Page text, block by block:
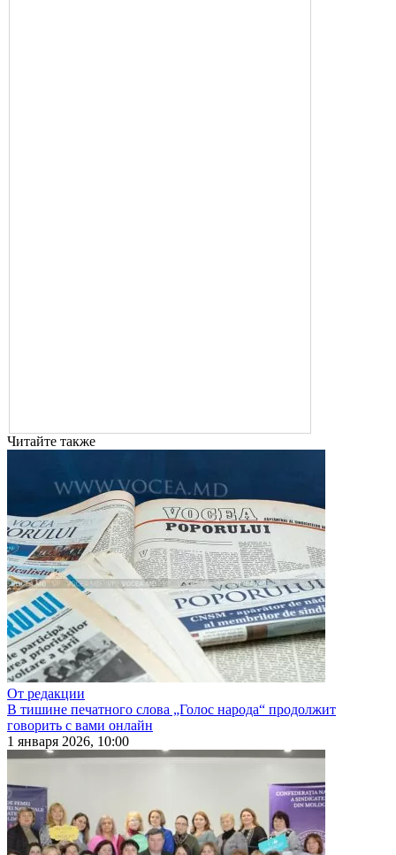
Читайте также
От редакции
В тишине печатного слова „Голос народа“ продолжит
говорить с вами онлайн
1 января 2026, 10:00